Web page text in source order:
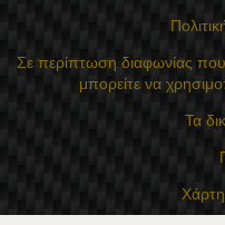
Σε περίπτωση διαφωνίας που
μπορείτε να
Τα